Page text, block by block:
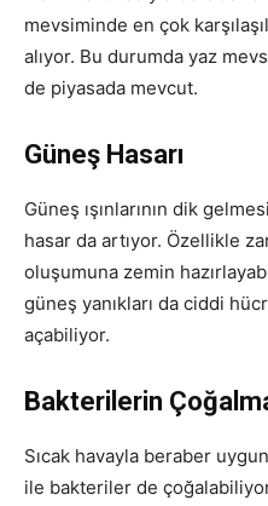
mevsiminde en çok
alıyor. Bu durumda yaz
de piyasada mevcut.
Güneş Hasarı
Güneş ışınlarının dik
hasar da artıyor. Özellikle
oluşumuna zemin
güneş yanıkları da ciddi
açabiliyor.
Bakterilerin
Sıcak havayla beraber
ile bakteriler de